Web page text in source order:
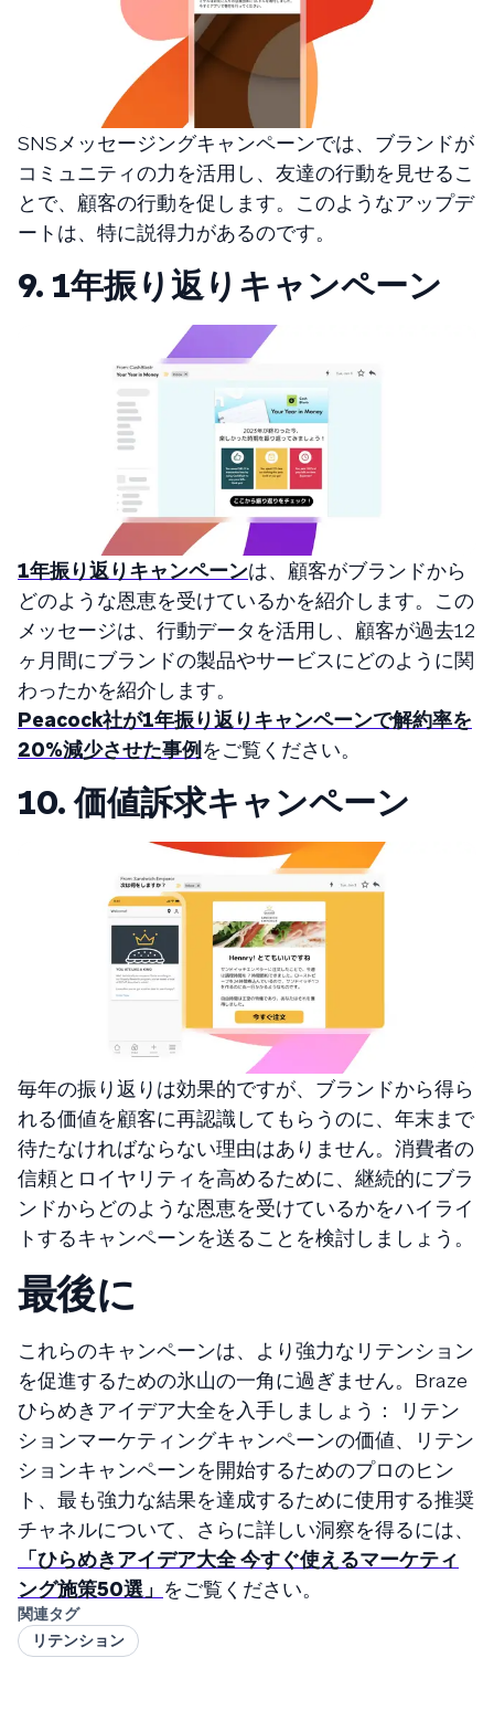
SNSメッセージングキャンペーンでは、ブランドが
コミュニティの力を活用し、友達の行動を見せるこ
とで、顧客の行動を促します。このようなアップデ
ートは、特に説得力があるのです。
9. 1年振り返りキャンペーン
1年振り返りキャンペーンは、顧客がブランドから
どのような恩恵を受けているかを紹介します。この
メッセージは、行動データを活用し、顧客が過去12
ヶ月間にブランドの製品やサービスにどのように関
わったかを紹介します。
Peacock社が1年振り返りキャンペーンで解約率を
20%減少させた事例をご覧ください。
10. 価値訴求キャンペーン
毎年の振り返りは効果的ですが、ブランドから得ら
れる価値を顧客に再認識してもらうのに、年末まで
待たなければならない理由はありません。消費者の
信頼とロイヤリティを高めるために、継続的にブラ
ンドからどのような恩恵を受けているかをハイライ
トするキャンペーンを送ることを検討しましょう。
最後に
これらのキャンペーンは、より強力なリテンション
を促進するための氷山の一角に過ぎません。Braze
ひらめきアイデア大全を入手しましょう： リテン
ションマーケティングキャンペーンの価値、リテン
ションキャンペーンを開始するためのプロのヒン
ト、最も強力な結果を達成するために使用する推奨
チャネルについて、さらに詳しい洞察を得るには、
「ひらめきアイデア大全 今すぐ使えるマーケティ
ング施策50選」 をご覧ください。
関連タグ
リテンション